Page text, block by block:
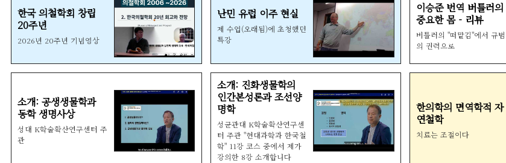
한국 의철학회 창립
20주년
2026년 20주년 기념영상
난민 유럽 이주 현실
제 수업(오래됨)에 초청했던
특강
이승준 번역 버틀러의
중요한 몸 - 리뷰
버틀러의 "떠맡김"에서 규범
의 권력으로
소개: 공생생물학과
동학 생명사상
성대 K학술확산연구센터 주
관
소개: 진화생물학의
인간본성론과 조선양
명학
성균관대 K학술확산연구센
터 주관 "현대과학과 한국철
학" 11강 코스 중에서 제가
강의한 8강 소개합니다
한의학의 면역학적 자
연철학
치료는 조절이다